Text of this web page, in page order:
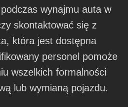
wynajmu auta w
skontaktować się z
która jest dostępna
personel pomoże
wszelkich formalności
lub wymianą pojazdu.